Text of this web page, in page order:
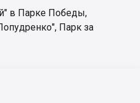
в Парке Победы,
, Парк за